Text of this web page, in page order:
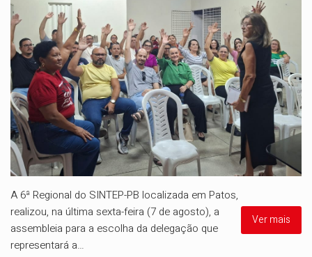
A 6ª Regional do SINTEP-PB localizada em Patos,
realizou, na última sexta-feira (7 de agosto), a
assembleia para a escolha da delegação que
representará a…
Ver mais